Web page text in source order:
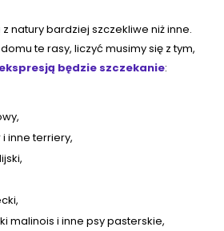
natury bardziej szczekliwe niż inne.
te rasy, liczyć musimy się z tym,
będzie szczekanie:
inne terriery,
malinois i inne psy pasterskie,